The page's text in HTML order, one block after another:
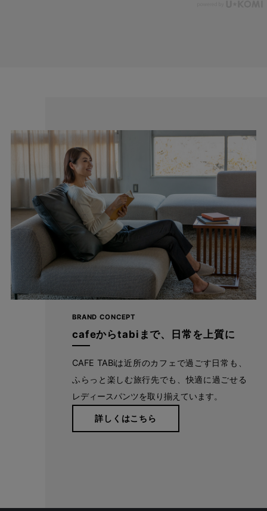
BRAND CONCEPT
cafeからtabiまで、日常を上質に
CAFE TABiは近所のカフェで過ごす日常も、
ふらっと楽しむ旅行先でも、快適に過ごせる
レディースパンツを取り揃えています。
詳しくはこちら